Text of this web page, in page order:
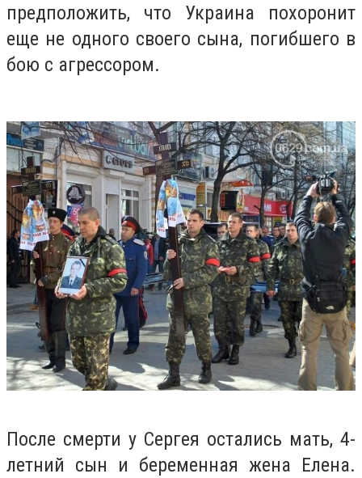
предположить, что Украина похоронит
еще не одного своего сына, погибшего в
бою с агрессором.
После смерти у Сергея остались мать, 4-
летний сын и беременная жена Елена.